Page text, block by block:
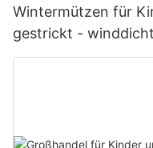
Wintermützen für
gestrickt -